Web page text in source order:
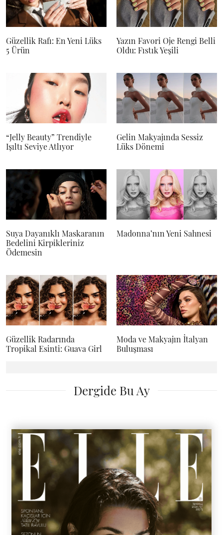
Güzellik Rafı: En Yeni Lüks
5 Ürün
Yazın Favori Oje Rengi Belli
Oldu: Fıstık Yeşili
“Jelly Beauty” Trendiyle
Işıltı Seviye Atlıyor
Gelin Makyajında Sessiz
Lüks Dönemi
Suya Dayanıklı Maskaranın
Bedelini Kirpikleriniz
Ödemesin
Madonna’nın Yeni Sahnesi
Güzellik Radarında
Tropikal Esinti: Guava Girl
Moda ve Makyajın İtalyan
Buluşması
Dergide Bu Ay